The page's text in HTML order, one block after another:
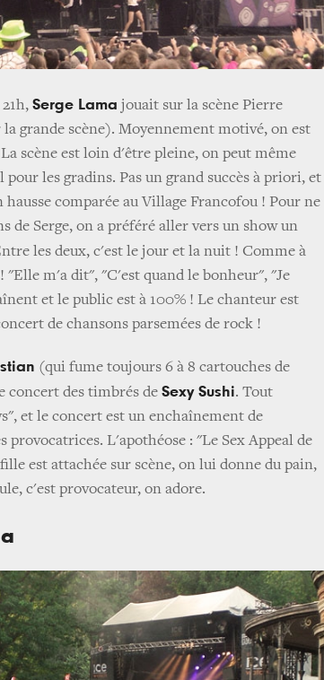
Serge Lama jouait sur la scène Pierre
grande scène). Moyennement motivé, on est
scène est loin d'être pleine, on peut même
les gradins. Pas un grand succès à priori, et
comparée au Village Francofou ! Pour ne
de Serge, on a préféré aller vers un show un
les deux, c'est le jour et la nuit ! Comme à
"Elle m'a dit", "C'est quand le bonheur", "Je
et le public est à 100% ! Le chanteur est
de chansons parsemées de rock !
(qui fume toujours 6 à 8 cartouches de
concert des timbrés de Sexy Sushi. Tout
et le concert est un enchaînement de
provocatrices. L'apothéose : "Le Sex Appeal de
est attachée sur scène, on lui donne du pain,
c'est provocateur, on adore.